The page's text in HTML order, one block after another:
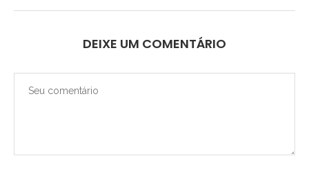
DEIXE UM COMENTÁRIO